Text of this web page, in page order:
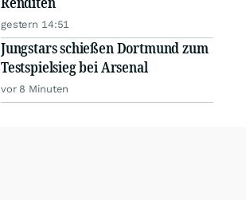
gestern 14:51
Jungstars schießen Dortmund zum
Testspielsieg bei Arsenal
vor 8 Minuten